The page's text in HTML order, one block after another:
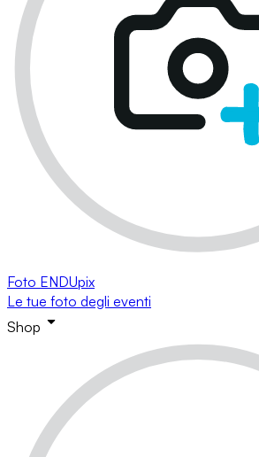
Foto ENDUpix
Le tue foto degli eventi
Shop